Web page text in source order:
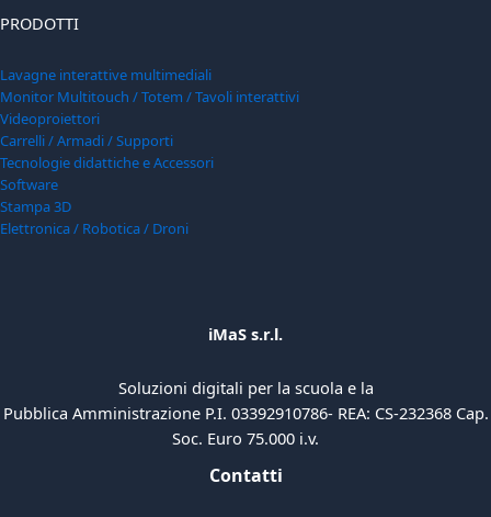
PRODOTTI
Lavagne interattive multimediali
Monitor Multitouch / Totem / Tavoli interattivi
Videoproiettori
Carrelli / Armadi / Supporti
Tecnologie didattiche e Accessori
Software
Stampa 3D
Elettronica / Robotica / Droni
iMaS s.r.l.
Soluzioni digitali per la scuola e la
Pubblica Amministrazione P.I. 03392910786- REA: CS-232368 Cap.
Soc. Euro 75.000 i.v.
Contatti